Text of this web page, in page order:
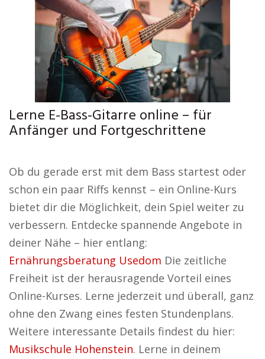
Lerne E-Bass-Gitarre online – für
Anfänger und Fortgeschrittene
Ob du gerade erst mit dem Bass startest oder
schon ein paar Riffs kennst – ein Online-Kurs
bietet dir die Möglichkeit, dein Spiel weiter zu
verbessern. Entdecke spannende Angebote in
deiner Nähe – hier entlang:
Ernährungsberatung Usedom Die zeitliche
Freiheit ist der herausragende Vorteil eines
Online-Kurses. Lerne jederzeit und überall, ganz
ohne den Zwang eines festen Stundenplans.
Weitere interessante Details findest du hier:
Musikschule Hohenstein. Lerne in deinem